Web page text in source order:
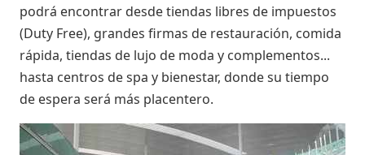
podrá encontrar desde tiendas libres de impuestos
(Duty Free), grandes firmas de restauración, comida
rápida, tiendas de lujo de moda y complementos...
hasta centros de spa y bienestar, donde su tiempo
de espera será más placentero.